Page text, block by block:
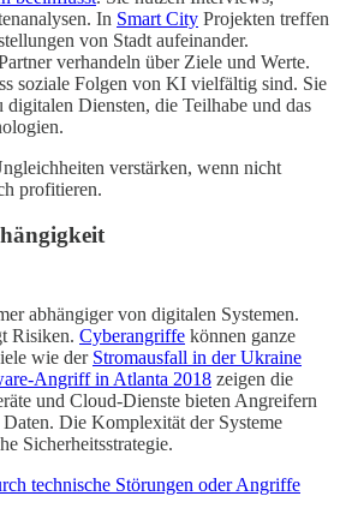
In Smart City Projekten treffen
von Stadt aufeinander.
verhandeln über Ziele und Werte.
soziale Folgen von KI vielfältig sind. Sie
digitalen Diensten, die Teilhabe und das
verstärken, wenn nicht
profitieren.
abhängiger von digitalen Systemen.
Risiken. Cyberangriffe können ganze
wie der Stromausfall in der Ukraine
Angriff in Atlanta 2018 zeigen die
und Cloud-Dienste bieten Angreifern
Die Komplexität der Systeme
Sicherheitsstrategie.
technische Störungen oder Angriffe